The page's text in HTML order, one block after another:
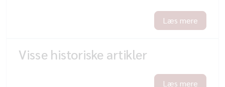
Læs mere
Visse historiske artikler
Læs mere